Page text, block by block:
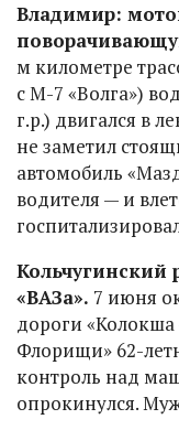
Владимир:
м километре
с М-7 «Волга»)
г.р.) двигался в
не заметил
автомобиль
водителя — и
«ВАЗа». 7 июня
дороги
Флорищи» 62-
контроль над
опрокинулся.